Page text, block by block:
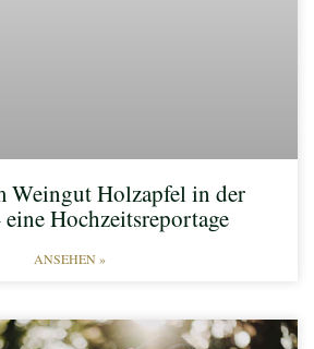
Weingut Holzapfel in der
eine Hochzeitsreportage
ANSEHEN »